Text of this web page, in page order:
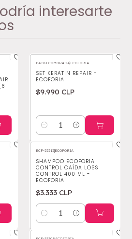
interesarte
PACKECOMORADA|ECOFORIA
SET KERATIN REPAIR -
ECOFORIA
$9.990 CLP
Cantidad
ECF-33313|ECOFORIA
SHAMPOO ECOFORIA
CONTROL CAÍDA LOSS
CONTROL 400 ML -
ECOFORIA
$3.333 CLP
Cantidad